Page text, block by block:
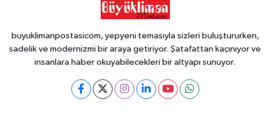
buyuklimanpostasicom, yepyeni temasıyla sizleri buluştururken,
sadelik ve modernizmi bir araya getiriyor. Şatafattan kaçınıyor ve
insanlara haber okuyabilecekleri bir altyapı sunuyor.